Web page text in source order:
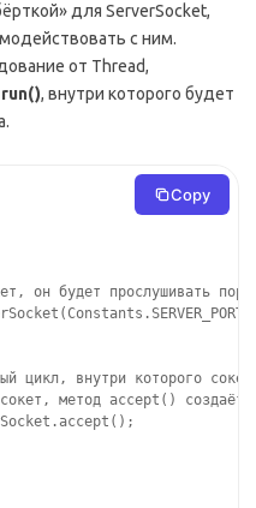
для ServerSocket,
с ним.
от Thread,
run(), внутри которого будет
он будет прослушивать
цикл, внутри которого
метод accept() создаёт
Copy